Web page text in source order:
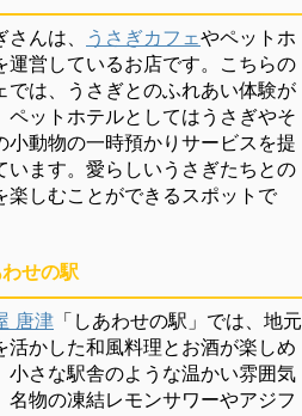
さんは、 うさぎカフェやペットホ
運営しているお店です。こちらの
では、うさぎとのふれあい体験が
ペットホテルとしてはうさぎやそ
小動物の一時預かりサービスを提
います。愛らしいうさぎたちとの
楽しむことができるスポットで
わせの駅
唐津 「しあわせの駅」では、地元
活かした和風料理とお酒が楽しめ
小さな駅舎のような温かい雰囲気
名物の凍結レモンサワーやアジフ